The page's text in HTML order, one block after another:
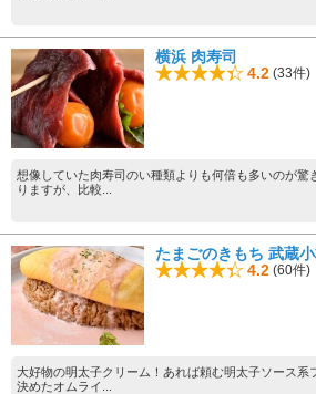
横浜 肉寿司
4.2 (33件)
想像していた肉寿司のい種類よりも何倍も多いのが驚
りますが、比較...
たまごのきもち 武蔵
4.2 (60件)
大好物の明太子クリーム！あれば頼む明太子ソース系
決めたオムライ...